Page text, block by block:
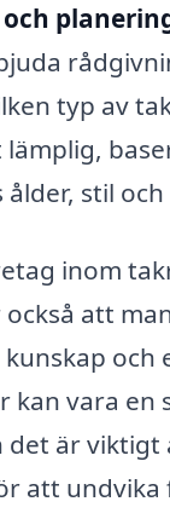
typ av
lämplig,
stil
inom
att
och
kan vara en
det är
att undvika